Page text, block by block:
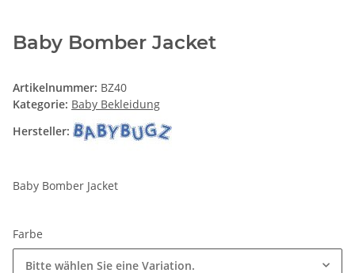
Baby Bomber Jacket
Artikelnummer: BZ40
Kategorie: Baby Bekleidung
Hersteller:
Baby Bomber Jacket
Farbe
Bitte wählen Sie eine Variation.